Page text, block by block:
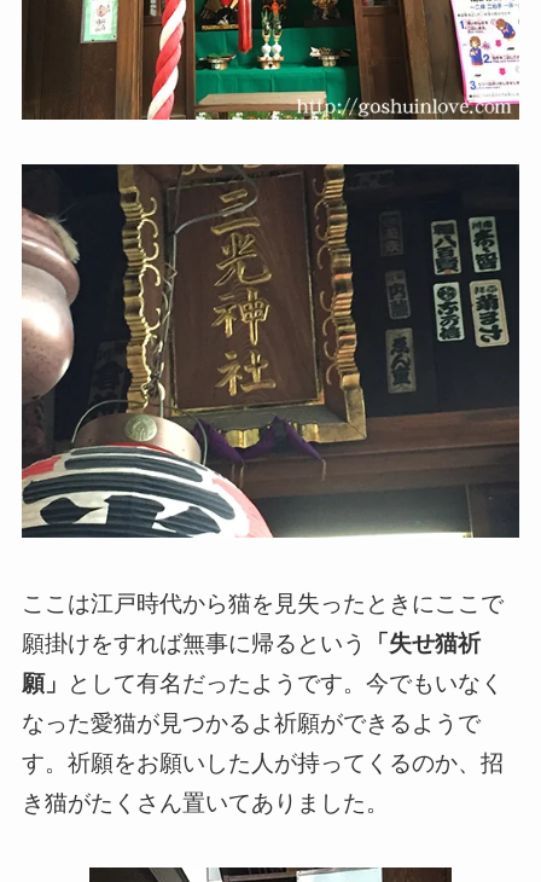
ここは江戸時代から猫を見失ったときにここで
願掛けをすれば無事に帰るという
「失せ猫祈
願」
として有名だったようです。今でもいなく
なった愛猫が見つかるよ祈願ができるようで
す。祈願をお願いした人が持ってくるのか、招
き猫がたくさん置いてありました。